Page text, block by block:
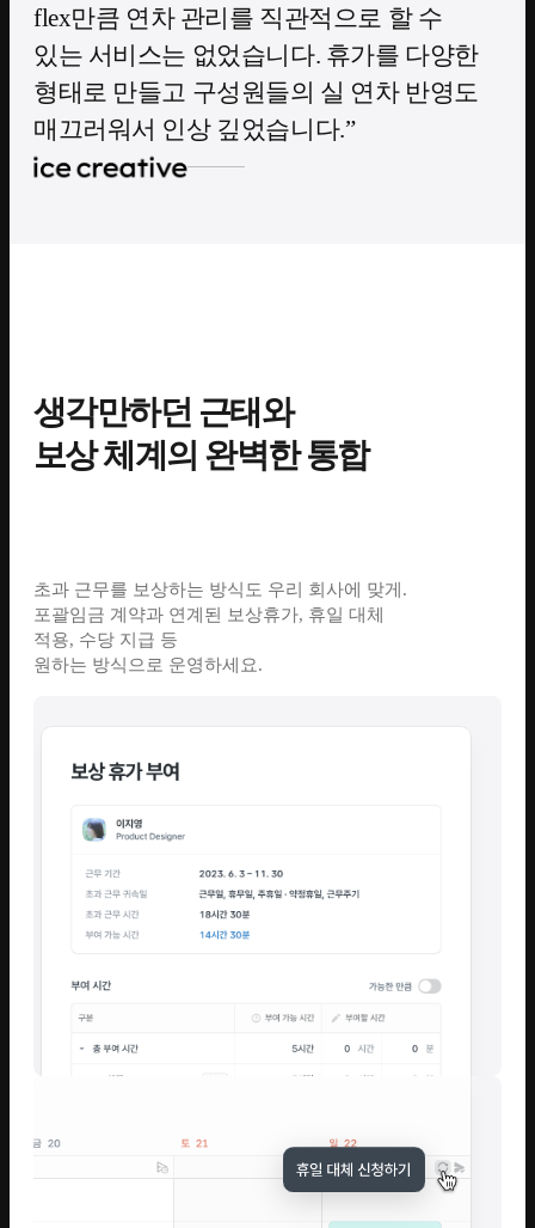
flex만큼 연차 관리를 직관적으로 할 수
있는 서비스는 없었습니다. 휴가를 다양한
형태로 만들고 구성원들의 실 연차 반영도
매끄러워서 인상 깊었습니다.
생각만하던 근태와
보상 체계의 완벽한 통합
초과 근무를 보상하는 방식도 우리 회사에 맞게.
포괄임금 계약과 연계된 보상휴가, 휴일 대체
적용, 수당 지급 등
원하는 방식으로 운영하세요.